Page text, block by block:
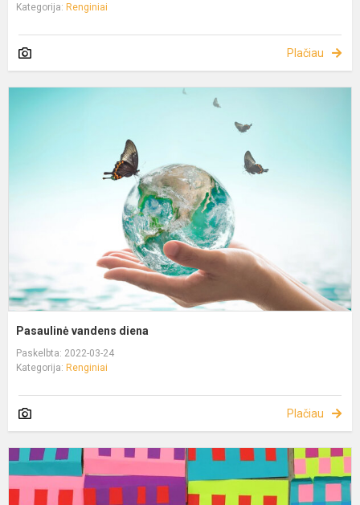
Kategorija: Renginiai
Plačiau
Pasaulinė vandens diena
Paskelbta: 2022-03-24
Kategorija: Renginiai
Plačiau